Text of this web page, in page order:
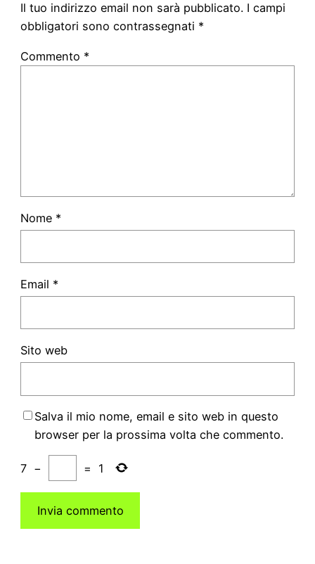
Il tuo indirizzo email non sarà pubblicato. I campi
obbligatori sono contrassegnati *
Commento *
Nome *
Email *
Sito web
Salva il mio nome, email e sito web in questo
browser per la prossima volta che commento.
7 − = 1